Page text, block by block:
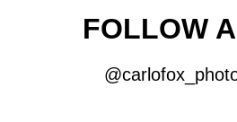
FOLLOW